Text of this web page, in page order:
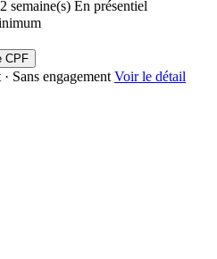
semaine(s) En présentiel
CPF
Sans engagement Voir le détail